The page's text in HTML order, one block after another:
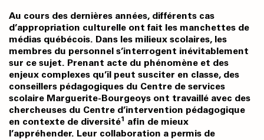
Au cours des dernières années, différents cas
d’appropriation culturelle ont fait les manchettes de
médias québécois. Dans les milieux scolaires, les
membres du personnel s’interrogent inévitablement
sur ce sujet. Prenant acte du phénomène et des
enjeux complexes qu’il peut susciter en classe, des
conseillers pédagogiques du Centre de services
scolaire Marguerite-Bourgeoys ont travaillé avec des
chercheuses du Centre d’intervention pédagogique
en contexte de diversité1 afin de mieux
l’appréhender. Leur collaboration a permis de